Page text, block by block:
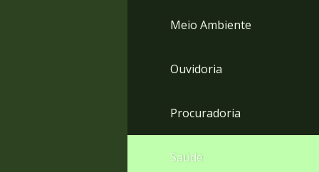
Meio Ambiente
Ouvidoria
Procuradoria
Saúde